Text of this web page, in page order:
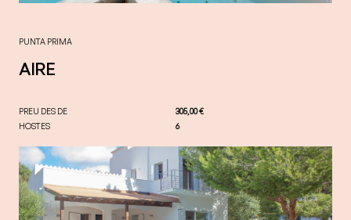
PUNTA PRIMA
AIRE
PREU DES DE
305,00 €
HOSTES
6